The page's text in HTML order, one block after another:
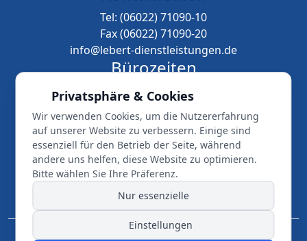
Tel: (06022) 71090-10
Fax (06022) 71090-20
info@lebert-dienstleistungen.de
Bürozeiten
Montag - Freitag
08.00 Uhr - 18.00 Uhr
Samstags nach Vereinbarung
© 2026 Lebert Dienstleistungen | Alle Rechte
vorbehalten. Webentwicklung durchREIKEM
Webentwicklung
Datenschutz Impressum
Privatsphäre & Cookies
Wir verwenden Cookies, um die Nutzererfahrung
auf unserer Website zu verbessern. Einige sind
essenziell für den Betrieb der Seite, während
andere uns helfen, diese Website zu optimieren.
Bitte wählen Sie Ihre Präferenz.
Nur essenzielle
Einstellungen